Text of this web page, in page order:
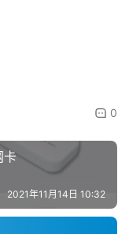
0
卡
2021年11月14日 10:32